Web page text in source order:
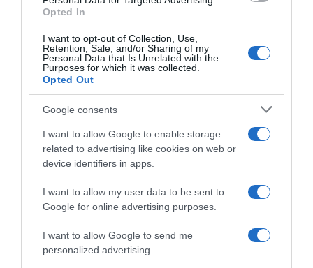
Opted In
I want to opt-out of Collection, Use,
Retention, Sale, and/or Sharing of my
Personal Data that Is Unrelated with the
Purposes for which it was collected.
Opted Out
Google consents
I want to allow Google to enable storage
related to advertising like cookies on web or
device identifiers in apps.
I want to allow my user data to be sent to
Google for online advertising purposes.
I want to allow Google to send me
personalized advertising.
Ελλάδα ο εκτελεστής της Greek
Mafia που συνελήφθη στη Γερμανία –
Για ποιες δολοφονίες κατηγορείται
Οι Αρχές έδωσαν στη δημοσιότητα τα στοιχεία και άλλου
ατόμου της συμμορίας που καταζητείται